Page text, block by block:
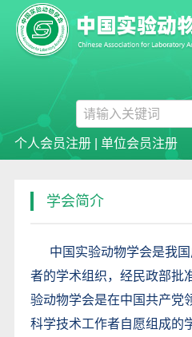
个人会员注册| 单位会员注册
学会简介
中国实验动物学会是我国
者的学术组织，经民政部批
验动物学会是在中国共产党
科学技术工作者自愿组成的